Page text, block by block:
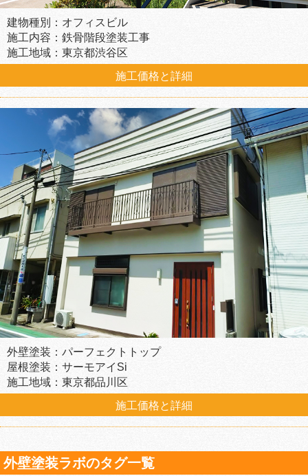
建物種別：オフィスビル
施工内容：鉄骨階段塗装工事
施工地域：東京都渋谷区
施工価格と詳細
外壁塗装：パーフェクトトップ
屋根塗装：サーモアイSi
施工地域：東京都品川区
施工価格と詳細
外壁塗装ラボのタグ一覧